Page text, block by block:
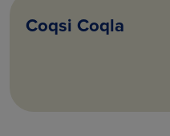
Coqsi Coqla